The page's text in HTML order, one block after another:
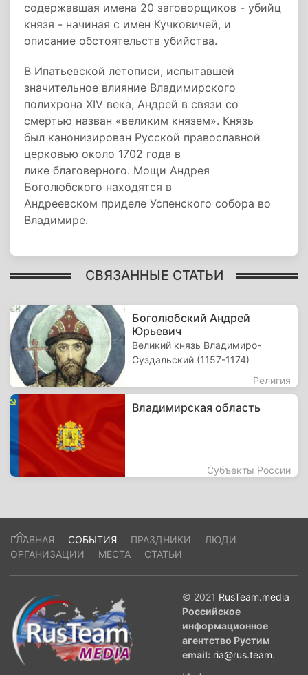
содержавшая имена 20 заговорщиков - убийц
князя - начиная с имен Кучковичей, и
описание обстоятельств убийства.
В Ипатьевской летописи, испытавшей
значительное влияние Владимирского
полихрона XIV века, Андрей в связи со
смертью назван «великим князем». Князь
был канонизирован Русской православной
церковью около 1702 года в
лике благоверного. Мощи Андрея
Боголюбского находятся в
Андреевском приделе Успенского собора во
Владимире.
СВЯЗАННЫЕ СТАТЬИ
Боголюбский Андрей
Юрьевич
Великий князь Владимиро-
Суздальский (1157-1174)
Религия
Владимирская область
Субъекты России
ГЛАВНАЯ СОБЫТИЯ ПРАЗДНИКИ
ЛЮДИ
ОРГАНИЗАЦИИ
МЕСТА СТАТЬИ
© 2021 RusTeam.media
Российское
информационное
агентство Рустим
email: ria@rus.team.